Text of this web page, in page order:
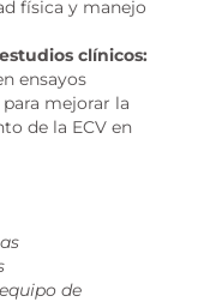
física y manejo
clínicos:
ensayos
mejorar la
de la ECV en
de